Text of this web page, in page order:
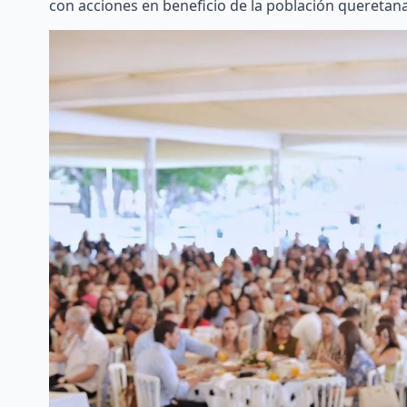
con acciones en beneficio de la población